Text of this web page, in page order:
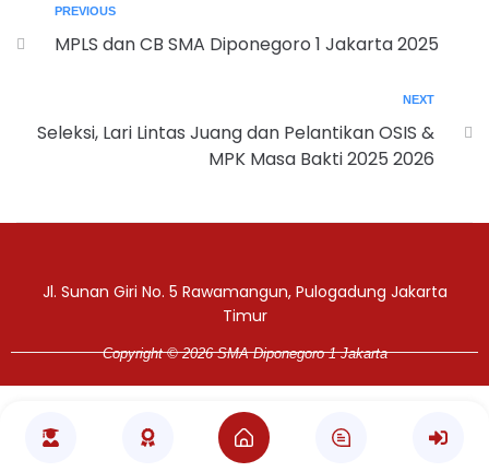
PREVIOUS
MPLS dan CB SMA Diponegoro 1 Jakarta 2025
NEXT
Seleksi, Lari Lintas Juang dan Pelantikan OSIS &
MPK Masa Bakti 2025 2026
Jl. Sunan Giri No. 5 Rawamangun, Pulogadung Jakarta
Timur
Copyright © 2026 SMA Diponegoro 1 Jakarta